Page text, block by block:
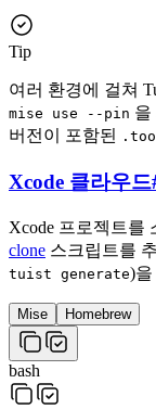
Tip
여러 환경에 걸쳐
mise use --pin 을
버전이 포함된
Xcode 클라우드
Xcode 프로젝트를
clone 스크립트를
tuist generate)을
Mise Homebrew
bash